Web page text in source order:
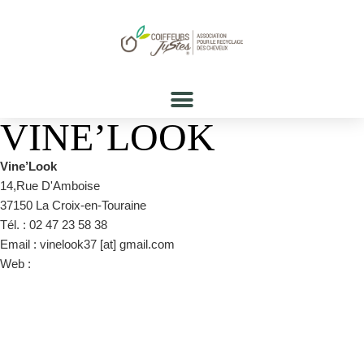
VINE’LOOK
Vine’Look
14,Rue D'Amboise
37150 La Croix-en-Touraine
Tél. : 02 47 23 58 38
Email : vinelook37 [at] gmail.com
Web :